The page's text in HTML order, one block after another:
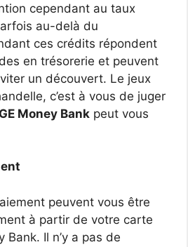
cependant au taux
au-delà du
ces crédits répondent
en trésorerie et peuvent
un découvert. Le jeux
c’est à vous de juger
Money Bank peut vous
peuvent vous être
à partir de votre carte
Bank. Il n’y a pas de